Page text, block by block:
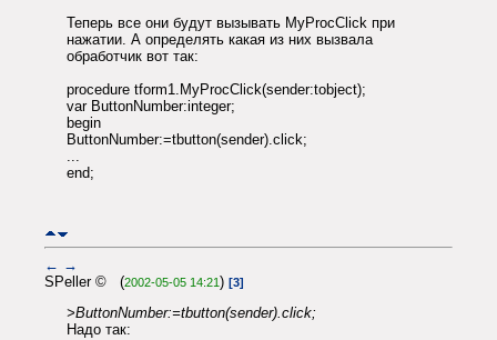
Теперь все они будут вызывать MyProcClick при
нажатии. А определять какая из них вызвала
обработчик вот так:
procedure tform1.MyProcClick(sender:tobject);
var ButtonNumber:integer;
begin
ButtonNumber:=tbutton(sender).click;
...
end;
← →
SPeller © (2002-05-05 14:21) [3]
>ButtonNumber:=tbutton(sender).click;
Надо так: